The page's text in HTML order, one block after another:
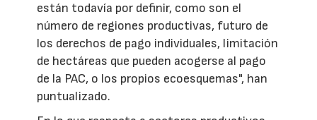
están todavía por definir, como son el
número de regiones productivas, futuro de
los derechos de pago individuales, limitación
de hectáreas que pueden acogerse al pago
de la PAC, o los propios ecoesquemas", han
puntualizado.